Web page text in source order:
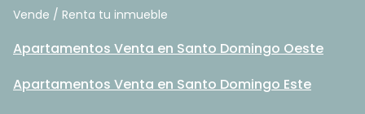
Vende / Renta tu inmueble
Apartamentos Venta en Santo Domingo Oeste
Apartamentos Venta en Santo Domingo Este